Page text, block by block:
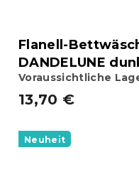
Flanell-
DANDELUNE
Voraussichtliche
13,70 €
Neuheit